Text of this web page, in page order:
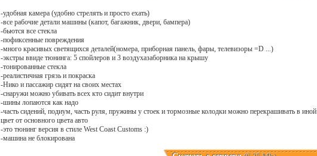
-удобная камера (удобно стрелять и просто ехать)
-все рабочие детали машины (капот, багажник, двери, бампера)
-бьются все стекла
-пофиксенные повреждения
-много красивых светящихся деталей(номера, приборная панель, фары, телевизоры =D ...)
-экстры ввиде тюнинга: 5 спойлеров и 3 воздухазаборника на крышу
-тонированные стекла
-реалистичная грязь и покраска
-Нико и пассажир сидят на своих местах
-снаружи можно убивать всех кто сидит внутри
-шины лопаются как надо
-часть сидений, подиум, часть руля, пружины у стоек и тормозные колодки можно перекрашивать в иной
цвет от основного цвета авто
-это тюнинг версия в стиле West Coast Customs :)
-машина не блокирована